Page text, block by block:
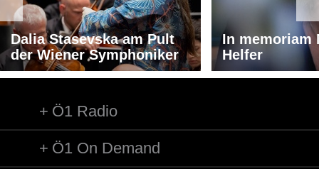
Dalia Stasevska am Pult
der Wiener Symphoniker
In memoriam
Helfer
Ö1 Radio
Ö1 On Demand